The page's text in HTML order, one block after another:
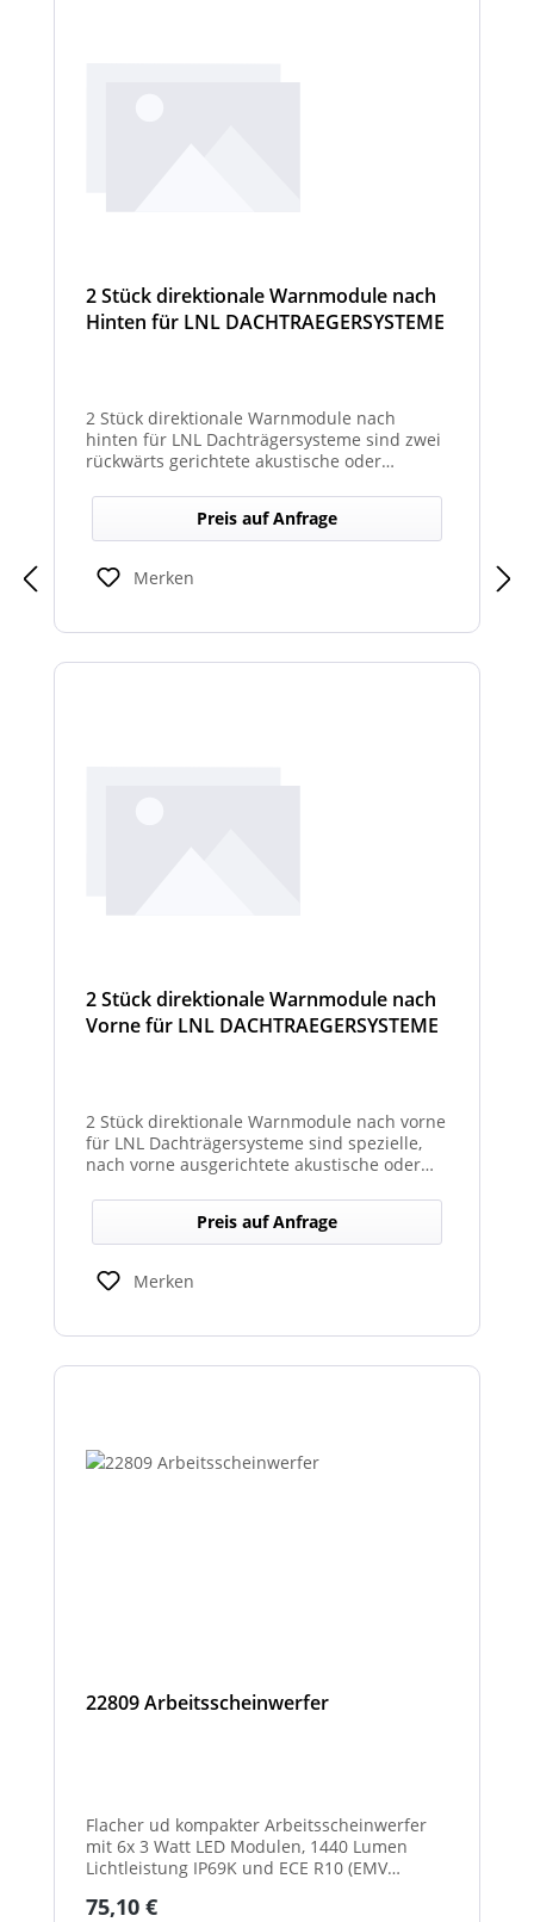
2 Stück direktionale Warnmodule nach
Hinten für LNL DACHTRAEGERSYSTEME
2 Stück direktionale Warnmodule nach
hinten für LNL Dachträgersysteme sind zwei
rückwärts gerichtete akustische oder
Dachträger, die in Richtung Heck gezielte
Warnsignale abgeben. Sie verbessern die
Sicht- und Hörbarkeit von Warnhinweisen
für den rückwärtigen Bereich und erhöhen
so die Sicherheit bei Rangier- oder
Preis auf Anfrage
Merken
2 Stück direktionale Warnmodule nach
Vorne für LNL DACHTRAEGERSYSTEME
2 Stück direktionale Warnmodule nach vorne
für LNL Dachträgersysteme sind spezielle,
nach vorne ausgerichtete akustische oder
montiert werden, um in Fahrtrichtung
gezielte Warnsignale auszugeben. Sie
erhöhen die Sicht- und Hörbarkeit kritischer
Hinweise für Fahrer und Umfeld und sind
kompatibel mit den LNL-Trägersystemen zur
Einsatzfahrten.
Preis auf Anfrage
Merken
22809 Arbeitsscheinwerfer
Flacher ud kompakter Arbeitsscheinwerfer
mit 6x 3 Watt LED Modulen, 1440 Lumen
Lichtleistung IP69K und ECE R10 (EMV
Scheinwerfer auch über eine ECE R23
Regulärer Preis:
75,10 €